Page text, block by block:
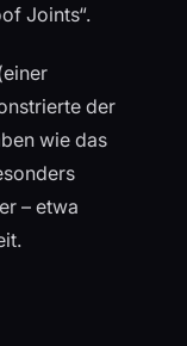
Joints“.
der
wie das
– etwa